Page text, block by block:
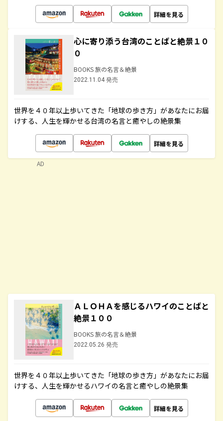
詳細を見る
心に寄り添う台湾のことばと絶景１０
０
BOOKS 旅の名言＆絶景
2022.11.04 発売
世界を４０年以上歩いてきた「地球の歩き方」があなたにお届
けする、人生を輝かせる台湾の名言と癒やしの絶景集
詳細を見る
ＡＬＯＨＡを感じるハワイのことばと
絶景１００
BOOKS 旅の名言＆絶景
2022.05.26 発売
世界を４０年以上歩いてきた「地球の歩き方」があなたにお届
けする、人生を輝かせるハワイの名言と癒やしの絶景集
詳細を見る
AD